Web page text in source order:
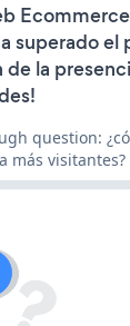
superado el
la
question:
más visitantes?